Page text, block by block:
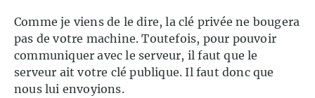
Comme je viens de le dire, la clé privée ne bougera
pas de votre machine. Toutefois, pour pouvoir
communiquer avec le serveur, il faut que le
serveur ait votre clé publique. Il faut donc que
nous lui envoyions.